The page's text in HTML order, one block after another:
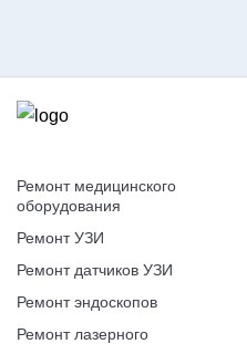
Ремонт медицинского
оборудования
Ремонт УЗИ
Ремонт датчиков УЗИ
Ремонт эндоскопов
Ремонт лазерного